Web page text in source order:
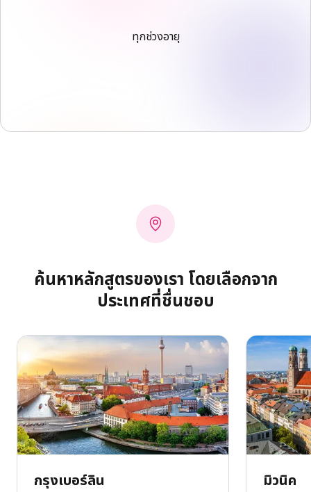
ทุกช่วงอายุ
ค้นหาหลักสูตรของเรา โดยเลือกจาก
ประเทศที่ชื่นชอบ
กรุงเบอร์ลิน มิวนิค